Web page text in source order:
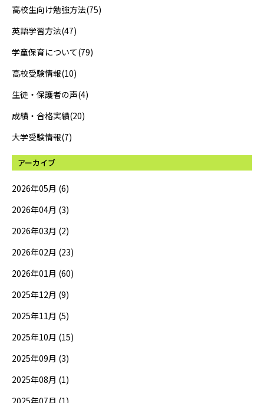
高校生向け勉強方法(75)
英語学習方法(47)
学童保育について(79)
高校受験情報(10)
生徒・保護者の声(4)
成績・合格実績(20)
大学受験情報(7)
アーカイブ
2026年05月 (6)
2026年04月 (3)
2026年03月 (2)
2026年02月 (23)
2026年01月 (60)
2025年12月 (9)
2025年11月 (5)
2025年10月 (15)
2025年09月 (3)
2025年08月 (1)
2025年07月 (1)